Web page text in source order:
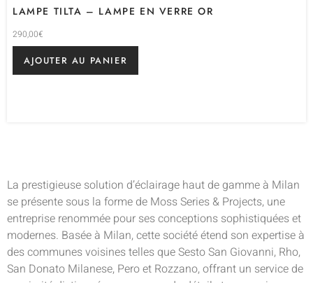
LAMPE TILTA – LAMPE EN VERRE OR
290,00€
AJOUTER AU PANIER
La prestigieuse solution d’éclairage haut de gamme à Milan
se présente sous la forme de Moss Series & Projects, une
entreprise renommée pour ses conceptions sophistiquées et
modernes. Basée à Milan, cette société étend son expertise à
des communes voisines telles que Sesto San Giovanni, Rho,
San Donato Milanese, Pero et Rozzano, offrant un service de